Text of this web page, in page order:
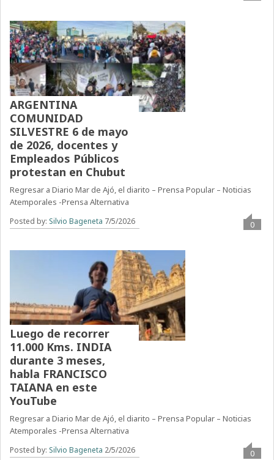
ARGENTINA
COMUNIDAD
SILVESTRE 6 de mayo
de 2026, docentes y
Empleados Públicos
protestan en Chubut
Regresar a Diario Mar de Ajó, el diarito – Prensa Popular – Noticias
Atemporales -Prensa Alternativa
Posted by: Silvio Bageneta 7/5/2026 0
Luego de recorrer
11.000 Kms. INDIA
durante 3 meses,
habla FRANCISCO
TAIANA en este
YouTube
Regresar a Diario Mar de Ajó, el diarito – Prensa Popular – Noticias
Atemporales -Prensa Alternativa
Posted by: Silvio Bageneta 2/5/2026 0